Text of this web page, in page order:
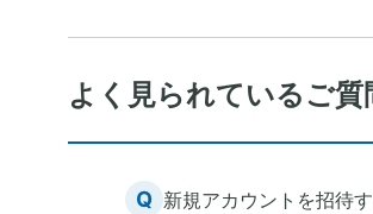
よく見られているご質
Q 新規アカウントを招待